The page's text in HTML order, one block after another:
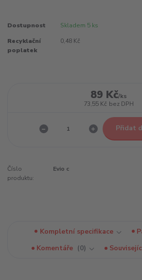
Dostupnost Skladem 5 ks
Recyklační
poplatek
0,48 Kč
89 Kč/ks
73,55 Kč bez DPH
Přidat
Číslo
produktu:
Evio c
Kompletní specifikace
Komentáře
0